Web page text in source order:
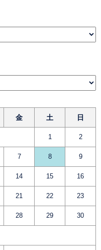
金 土 日
1 2
7 8 9
14 15 16
21 22 23
28 29 30